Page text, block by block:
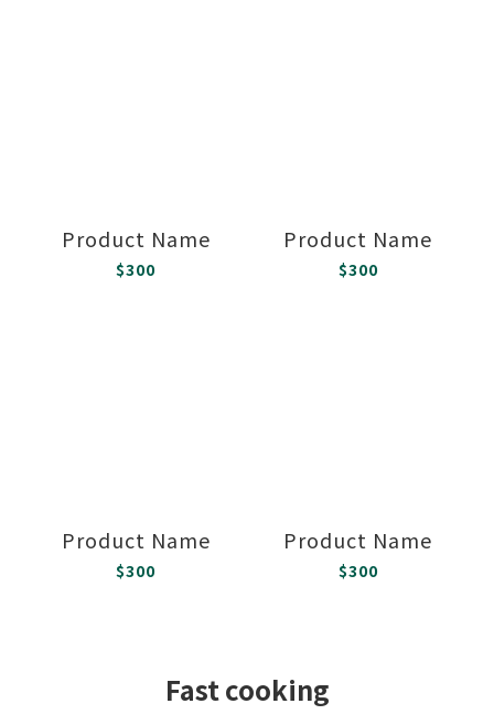
Product Name
$300
Product Name
$300
Product Name
$300
Product Name
$300
Fast cooking